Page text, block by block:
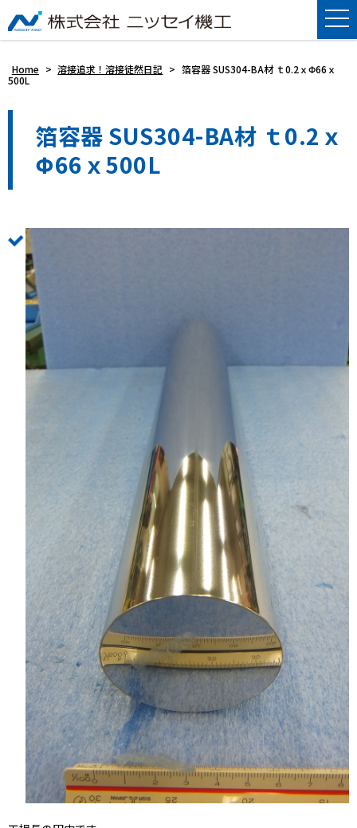
Home > 溶接追求！溶接徒然日記 > 箔容器 SUS304-BA材 ｔ0.2ｘΦ66ｘ
500L
箔容器 SUS304-BA材 ｔ0.2ｘ
Φ66ｘ500L